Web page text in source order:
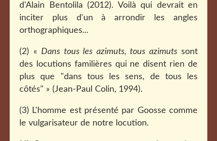
d'Alain Bentolila (2012). Voilà qui devrait en
inciter plus d'un à arrondir les angles
orthographiques...
(2) « Dans tous les azimuts, tous azimutssont
des locutions familières qui ne disent rien de
plus que "dans tous les sens, de tous les
côtés" » (Jean-Paul Colin, 1994).
(3) L'homme est présenté par Goosse comme
le vulgarisateur de notre locution.